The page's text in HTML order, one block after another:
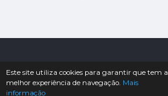
Este site utiliza cookies para garantir que tem a
melhor experiência de navegação. Mais
informação